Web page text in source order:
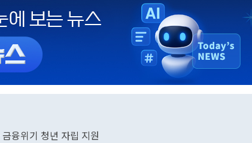
융위기 청년 자립 지원